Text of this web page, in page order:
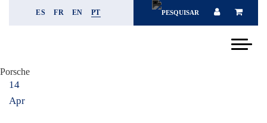
ES FR EN PT
Porsche
14
Apr